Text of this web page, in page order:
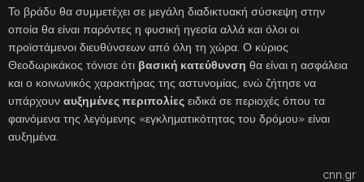
Το βράδυ θα συμμετέχει σε μεγάλη διαδικτυακή σύσκεψη στην
οποία θα είναι παρόντες η φυσική ηγεσία αλλά και όλοι οι
προϊστάμενοι διευθύνσεων από όλη τη χώρα. Ο κύριος
Θεοδωρικάκος τόνισε ότι βασική κατεύθυνση θα είναι η ασφάλεια
και ο κοινωνικός χαρακτήρας της αστυνομίας, ενώ ζήτησε να
υπάρχουν αυξημένες περιπολίες ειδικά σε περιοχές όπου τα
φαινόμενα της λεγόμενης «εγκληματικότητας του δρόμου» είναι
αυξημένα.
cnn.gr